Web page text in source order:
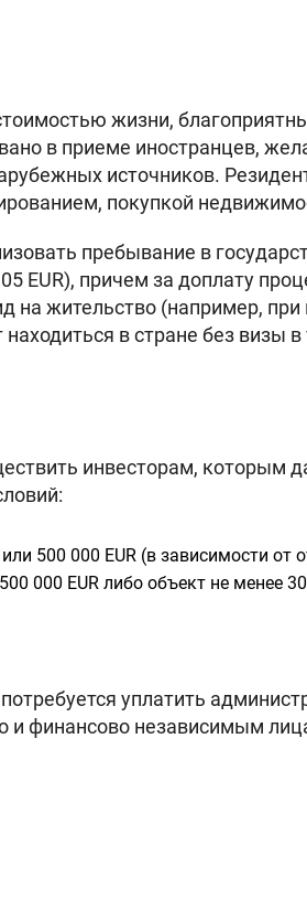
жизни,
в приеме иностранцев,
источников.
покупкой
пребывание в
EUR), причем за доплату
на жительство (например,
в стране без визы
инвесторам, которым
500 000 EUR (в зависимости от
000 EUR либо объект не менее
уплатить
и финансово независимым